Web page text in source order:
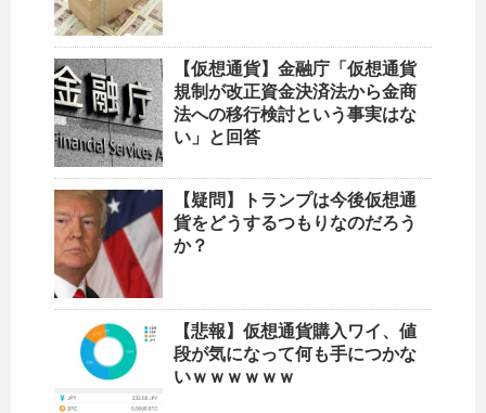
【仮想通貨】金融庁「仮想通貨
規制が改正資金決済法から金商
法への移行検討という事実はな
い」と回答
【疑問】トランプは今後仮想通
貨をどうするつもりなのだろう
か？
【悲報】仮想通貨購入ワイ、値
段が気になって何も手につかな
いｗｗｗｗｗｗ